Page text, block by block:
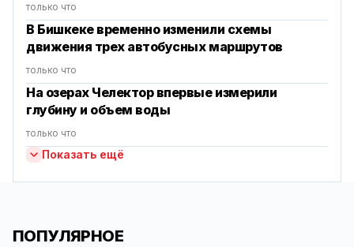
только что
В Бишкеке временно изменили схемы
движения трех автобусных маршрутов
только что
На озерах Челектор впервые измерили
глубину и объем воды
только что
Показать ещё
ПОПУЛЯРНОЕ